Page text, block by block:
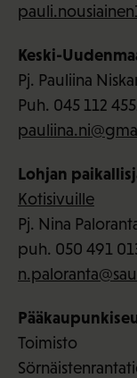
Keski-
Pj. Pauliina
Puh. 045 112
Lohjan
Kotisivuille
Pj. Nina
puh. 050 491
Toimisto